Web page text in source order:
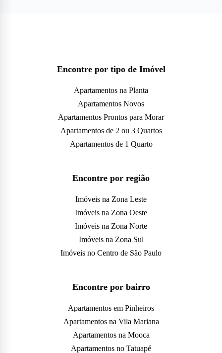
Encontre por tipo de Imóvel
Apartamentos na Planta
Apartamentos Novos
Apartamentos Prontos para Morar
Apartamentos de 2 ou 3 Quartos
Apartamentos de 1 Quarto
Encontre por região
Imóveis na Zona Leste
Imóveis na Zona Oeste
Imóveis na Zona Norte
Imóveis na Zona Sul
Imóveis no Centro de São Paulo
Encontre por bairro
Apartamentos em Pinheiros
Apartamentos na Vila Mariana
Apartamentos na Mooca
Apartamentos no Tatuapé